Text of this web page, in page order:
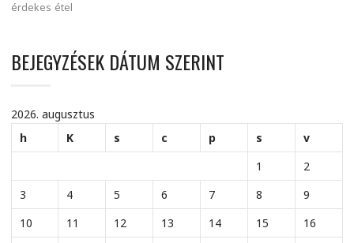
érdekes étel
BEJEGYZÉSEK DÁTUM SZERINT
2026. augusztus
h
K s c p s
v
1
2
3
4 5 6 7 8
9
10
11 12 13 14 15
16